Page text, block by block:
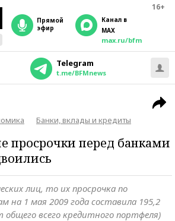
16+
прямой
эфир
Канал в
MAX
max.ru/bfm
Telegram
t.me/BFMnews
Банки, вклады и кредиты
просрочки перед банками
лиц, то их просрочка по
на 1 мая 2009 года составила 195,2
общего всего кредитного портфеля)